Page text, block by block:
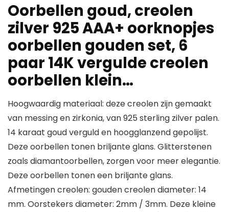
Oorbellen goud, creolen
zilver 925 AAA+ oorknopjes
oorbellen gouden set, 6
paar 14K vergulde creolen
oorbellen klein…
Hoogwaardig materiaal: deze creolen zijn gemaakt
van messing en zirkonia, van 925 sterling zilver palen.
14 karaat goud verguld en hoogglanzend gepolijst.
Deze oorbellen tonen briljante glans. Glitterstenen
zoals diamantoorbellen, zorgen voor meer elegantie.
Deze oorbellen tonen een briljante glans.
Afmetingen creolen: gouden creolen diameter: 14
mm. Oorstekers diameter: 2mm / 3mm. Deze kleine